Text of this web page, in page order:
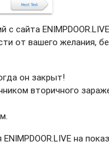
сайта
от вашего желания,
он закрыт!
вторичного
на